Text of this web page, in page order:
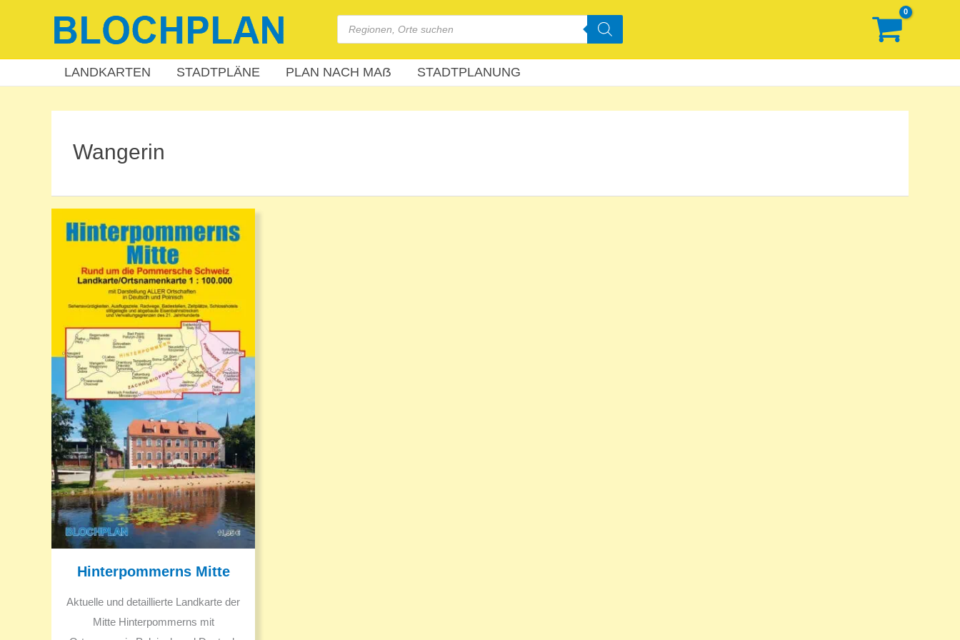
Products
search
LANDKARTEN STADTPLÄNE PLAN NACH MAẞ STADTPLANUNG
Wangerin
Hinterpommerns Mitte
Aktuelle und detaillierte Landkarte der
Mitte Hinterpommerns mit